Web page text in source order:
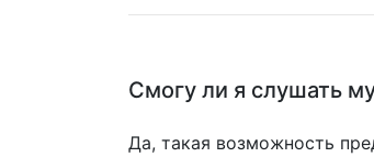
Смогу ли я слушать
Да, такая возможность